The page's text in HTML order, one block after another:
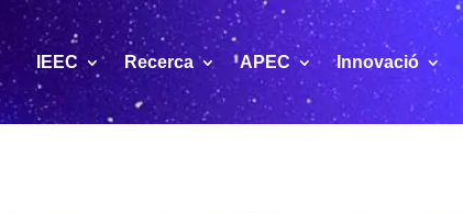
IEEC Recerca APEC Innovació